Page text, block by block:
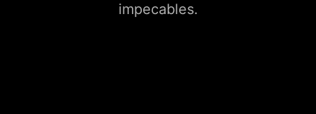
impecables.